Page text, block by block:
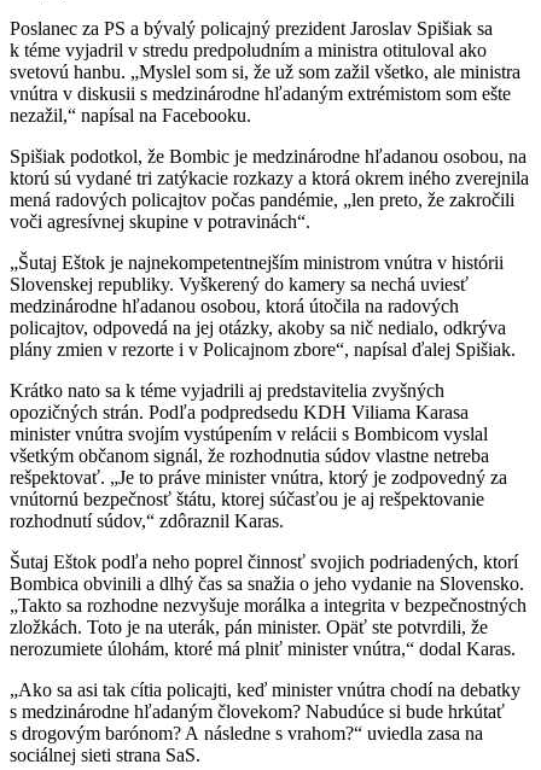
Poslanec za PS a bývalý policajný prezident Jaroslav Spišiak sa
k téme vyjadril v stredu predpoludním a ministra otituloval ako
svetovú hanbu. „Myslel som si, že už som zažil všetko, ale ministra
vnútra v diskusii s medzinárodne hľadaným extrémistom som ešte
nezažil,“ napísal na Facebooku.
Spišiak podotkol, že Bombic je medzinárodne hľadanou osobou, na
ktorú sú vydané tri zatýkacie rozkazy a ktorá okrem iného zverejnila
mená radových policajtov počas pandémie, „len preto, že zakročili
voči agresívnej skupine v potravinách“.
„Šutaj Eštok je najnekompetentnejším ministrom vnútra v histórii
Slovenskej republiky. Vyškerený do kamery sa nechá uviesť
medzinárodne hľadanou osobou, ktorá útočila na radových
policajtov, odpovedá na jej otázky, akoby sa nič nedialo, odkrýva
plány zmien v rezorte i v Policajnom zbore“, napísal ďalej Spišiak.
Krátko nato sa k téme vyjadrili aj predstavitelia zvyšných
opozičných strán. Podľa podpredsedu KDH Viliama Karasa
minister vnútra svojím vystúpením v relácii s Bombicom vyslal
všetkým občanom signál, že rozhodnutia súdov vlastne netreba
rešpektovať. „Je to práve minister vnútra, ktorý je zodpovedný za
vnútornú bezpečnosť štátu, ktorej súčasťou je aj rešpektovanie
rozhodnutí súdov,“ zdôraznil Karas.
Šutaj Eštok podľa neho poprel činnosť svojich podriadených, ktorí
Bombica obvinili a dlhý čas sa snažia o jeho vydanie na Slovensko.
„Takto sa rozhodne nezvyšuje morálka a integrita v bezpečnostných
zložkách. Toto je na uterák, pán minister. Opäť ste potvrdili, že
nerozumiete úlohám, ktoré má plniť minister vnútra,“ dodal Karas.
„Ako sa asi tak cítia policajti, keď minister vnútra chodí na debatky
s medzinárodne hľadaným človekom? Nabudúce si bude hrkútať
s drogovým barónom? A následne s vrahom?“ uviedla zasa na
sociálnej sieti strana SaS.